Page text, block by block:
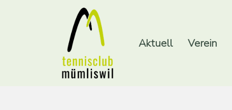
Aktuell Verein